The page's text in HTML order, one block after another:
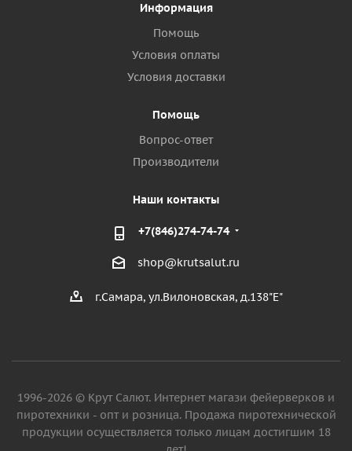
Информация
Помощь
Условия оплаты
Условия доставки
Помощь
Вопрос-ответ
Производители
Наши контакты
+7(846)274-74-74
shop@krutsalut.ru
г.Самара, ул.Вилоновская, д.138"Е"
1996-2026 © Крут Салют. Интернет магази фейерверков и
пиротехники - опт и розница. Продажа пиротехнической
продукции осуществляется только лицам достигшим 18